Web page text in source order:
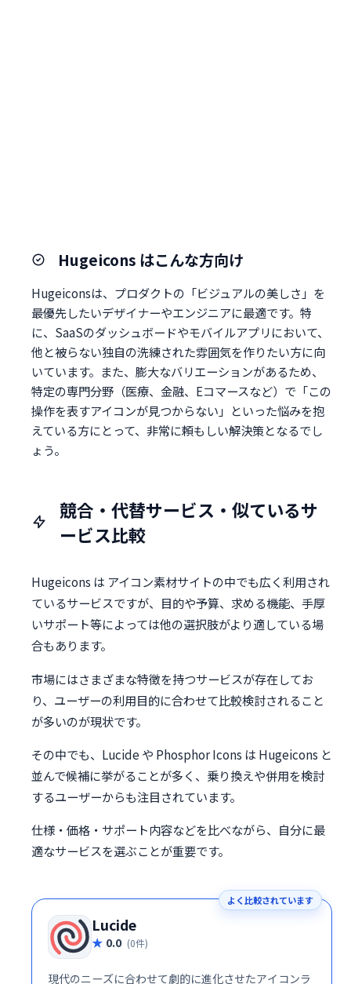
Hugeicons はこんな方向け
Hugeiconsは、プロダクトの「ビジュアルの美しさ」を
最優先したいデザイナーやエンジニアに最適です。特
に、SaaSのダッシュボードやモバイルアプリにおいて、
他と被らない独自の洗練された雰囲気を作りたい方に向
いています。また、膨大なバリエーションがあるため、
特定の専門分野（医療、金融、Eコマースなど）で「この
操作を表すアイコンが見つからない」といった悩みを抱
えている方にとって、非常に頼もしい解決策となるでし
ょう。
競合・代替サービス・似ているサ
ービス比較
Hugeicons は アイコン素材サイトの中でも広く利用され
ているサービスですが、目的や予算、求める機能、手厚
いサポート等によっては他の選択肢がより適している場
合もあります。
市場にはさまざまな特徴を持つサービスが存在してお
り、ユーザーの利用目的に合わせて比較検討されること
が多いのが現状です。
その中でも、Lucide や Phosphor Icons は Hugeicons と
並んで候補に挙がることが多く、乗り換えや併用を検討
するユーザーからも注目されています。
仕様・価格・サポート内容などを比べながら、自分に最
適なサービスを選ぶことが重要です。
よく比較されています
Lucide
0.0 (0件)
現代のニーズに合わせて劇的に進化させたアイコンラ